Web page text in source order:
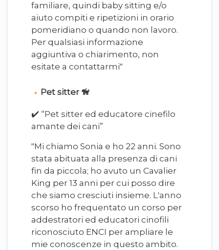
familiare, quindi baby sitting e/o
aiuto compiti e ripetizioni in orario
pomeridiano o quando non lavoro.
Per qualsiasi informazione
aggiuntiva o chiarimento, non
esitate a contattarmi"
Pet sitter 🦮
✔️ “Pet sitter ed educatore cinefilo
amante dei cani”
"Mi chiamo Sonia e ho 22 anni. Sono
stata abituata alla presenza di cani
fin da piccola; ho avuto un Cavalier
King per 13 anni per cui posso dire
che siamo cresciuti insieme. L'anno
scorso ho frequentato un corso per
addestratori ed educatori cinofili
riconosciuto ENCI per ampliare le
mie conoscenze in questo ambito.